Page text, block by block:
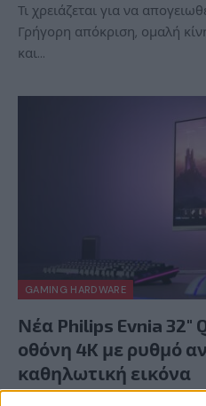
Τι χρειάζεται για να
Γρήγορη απόκριση, ομαλή
και…
GAMING HARDWARE
Νέα Philips Evnia 32″
οθόνη 4K με ρυθμό
καθηλωτική εικόνα